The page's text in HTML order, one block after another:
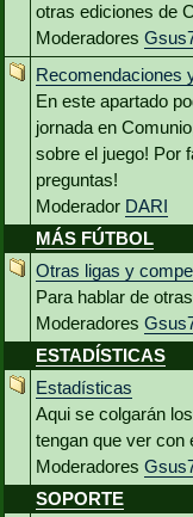
otras ediciones de
Moderadores
Recomendaciones
En este apartado
jornada en
sobre el juego! Por
preguntas!
Moderador DARI
MÁS FÚTBOL
Otras ligas y
Para hablar de
Moderadores
ESTADÍSTICAS
Estadísticas
Aqui se colgarán
tengan que ver con
Moderadores
SOPORTE